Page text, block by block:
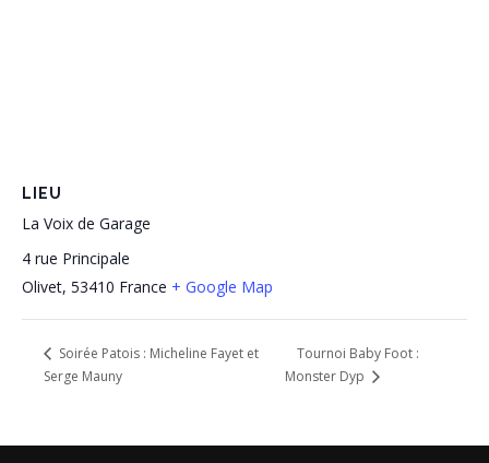
LIEU
La Voix de Garage
4 rue Principale
Olivet, 53410 France + Google Map
Soirée Patois : Micheline Fayet et
Serge Mauny
Tournoi Baby Foot :
Monster Dyp